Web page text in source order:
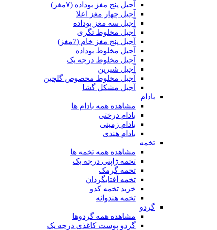
آجیل پنج مغز بوداده (۷مغز)
آجیل چهار مغز اعلا
آجیل سه مغز بوداده
آجیل مخلوط تگری
آجیل پنج مغز خام (7مغز)
آجیل مخلوط بوداده
آجیل مخلوط درجه یک
آجیل شیرین
آجیل مخلوط مخصوص گلچین
آجیل مشکل گشا
بادام
مشاهده همه بادام ها
بادام درختی
بادام زمینی
بادام هندی
تخمه
مشاهده همه تخمه ها
تخمه ژاپنی درجه یک
تخمه گرمک
تخمه آفتابگردان
خرید تخمه کدو
تخمه هندوانه
گردو
مشاهده همه گردوها
گردو پوست کاغذی درجه یک